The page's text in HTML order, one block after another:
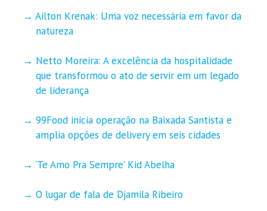
Ailton Krenak: Uma voz necessária em favor da
natureza
Netto Moreira: A excelência da hospitalidade
que transformou o ato de servir em um legado
de liderança
99Food inicia operação na Baixada Santista e
amplia opções de delivery em seis cidades
‘Te Amo Pra Sempre’ Kid Abelha
O lugar de fala de Djamila Ribeiro